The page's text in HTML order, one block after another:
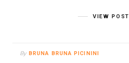
VIEW POST
By BRUNA BRUNA PICININI